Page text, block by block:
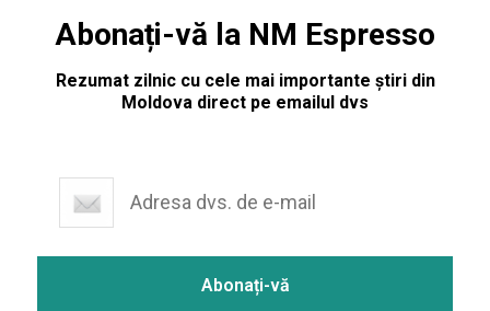
Abonați-vă la NM Espresso
Rezumat zilnic cu cele mai importante știri din
Moldova direct pe emailul dvs